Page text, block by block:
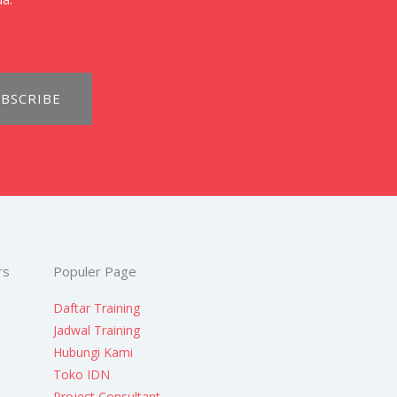
Populer Page
Daftar Training
Jadwal Training
Hubungi Kami
Toko IDN